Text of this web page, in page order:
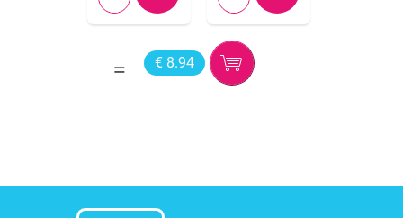
€ 8.94